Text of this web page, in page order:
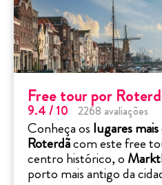
Free tour por
9.4/ 10 2268 avaliações
Conheça os lugares
Roterdãcom este free
centro histórico, o
porto mais antigo da